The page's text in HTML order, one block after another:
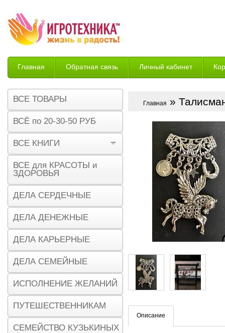
Главная Обратная связь Личный кабинет
Возврат
Главная »
Описание
ВСЕ ТОВАРЫ
ВСЁ по 20-30-50 РУБ
ВСЕ КНИГИ
ВСЕ для КРАСОТЫ и
ЗДОРОВЬЯ
ДЕЛА СЕРДЕЧНЫЕ
ДЕЛА ДЕНЕЖНЫЕ
ДЕЛА КАРЬЕРНЫЕ
ДЕЛА СЕМЕЙНЫЕ
ИСПОЛНЕНИЕ ЖЕЛАНИЙ
ПУТЕШЕСТВЕННИКАМ
СЕМЕЙСТВО КУЗЬКИНЫХ